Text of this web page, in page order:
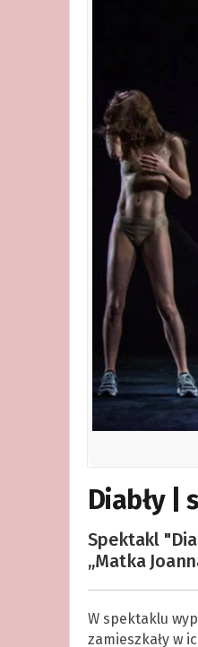
Diabły |
Spektakl
„Matka
W spektaklu
zamieszkały w